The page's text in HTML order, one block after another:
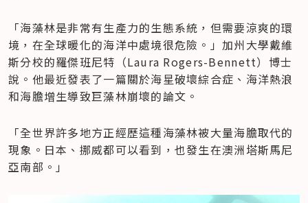
「海藻林是非常有生產力的生態系統，但需要涼爽的環
境，在全球暖化的海洋中處境很危險。」加州大學戴維
斯分校的羅傑班尼特（Laura Rogers-Bennett）博士
說。他最近發表了一篇關於海星破壞綜合症、海洋熱浪
和海膽增生導致巨藻林崩壞的論文。
「全世界許多地方正經歷這種海藻林被大量海膽取代的
現象。日本、挪威都可以看到，也發生在澳洲塔斯馬尼
亞南部。」